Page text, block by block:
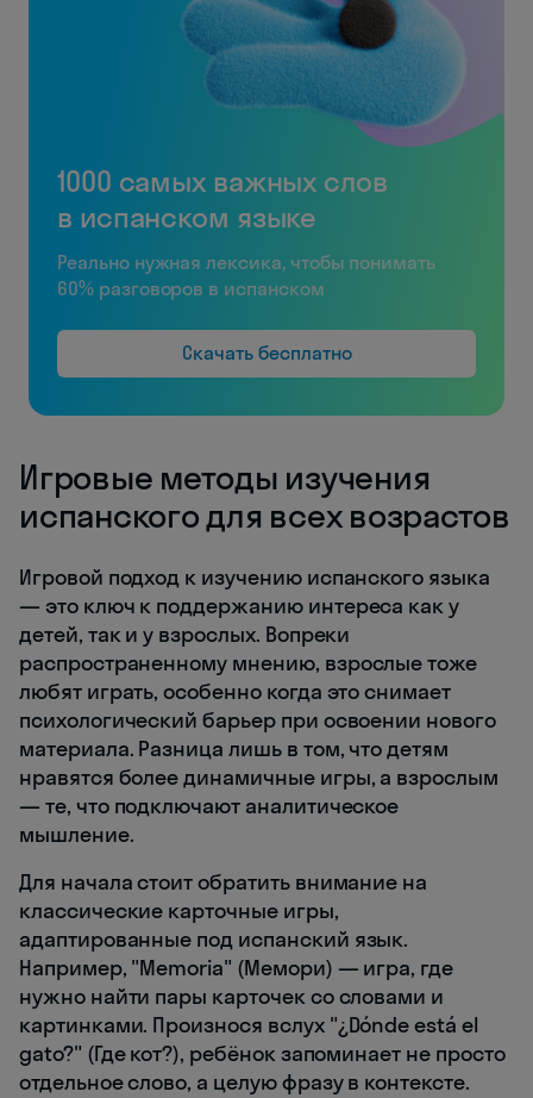
1000 самых важных слов
в испанском языке
Реально нужная лексика, чтобы понимать
60% разговоров в испанском
Скачать бесплатно
Игровые методы изучения
испанского для всех возрастов
Игровой подход к изучению испанского языка
— это ключ к поддержанию интереса как у
детей, так и у взрослых. Вопреки
распространенному мнению, взрослые тоже
любят играть, особенно когда это снимает
психологический барьер при освоении нового
материала. Разница лишь в том, что детям
нравятся более динамичные игры, а взрослым
— те, что подключают аналитическое
мышление.
Для начала стоит обратить внимание на
классические карточные игры,
адаптированные под испанский язык.
Например, "Memoria" (Мемори) — игра, где
нужно найти пары карточек со словами и
картинками. Произнося вслух "¿Dónde está el
gato?" (Где кот?), ребёнок запоминает не просто
отдельное слово, а целую фразу в контексте.